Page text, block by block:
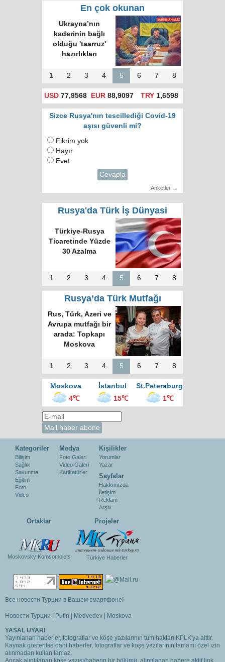
En çok okunan
Ukrayna’nın
kaderinin bağlı
olduğu 'taarruz'
hazırlıkları
1 2 3 4 5 6 7 8
USD 77,9568 EUR 88,9097 TRY1,6598
Sizce Rusya'nın tescillediği Covid-19
aşısı güvenli mi?
Fikrim yok
Hayır
Evet
Cevapla
Anketler →
Rusya'da Türk İş Dünyasi
Türkiye-Rusya
Ticaretinde Yüzde
30 Azalma
1 2 3 4 5 6 7 8
Rusya’da Türk Mutfağı
Rus, Türk, Azeri ve
Avrupa mutfağı bir
arada: Topkapı
Moskova
1 2 3 4 5 6 7 8
Moskova İstanbul
St.Petersburg
4℃
15℃ 1℃
Kategoriler
Bilişim
Sağlık
Savunma
Eğitim
Foto
Video
Medya
Foto Galeri
Video Galeri
Karikatürler
Kişilikler
Yorumlar
Yazar
Sayfalar
Hakkımızda
İletişim
Reklam
Arşiv
Ortaklar
Moskovsky Komsomolets
Projeler
Türkiye Haberler
Все новости Турции в Вашем смартфоне!
Новости Турции Putin Medvedev Moskova
YASAL UYARI
Yayınlanan haberler, fotograflar ve köşe yazılarının tüm hakları KPLK'ya aittir.
Kaynak gösterilse dahi haberler, fotograflar ve köşe yazılarının tamamı özel izin
alınmadan kullanılamaz.